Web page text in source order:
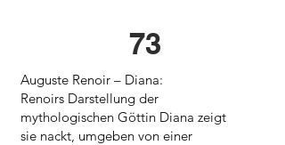
73
Auguste Renoir – Diana:
Renoirs Darstellung der
mythologischen Göttin Diana zeigt
sie nackt, umgeben von einer